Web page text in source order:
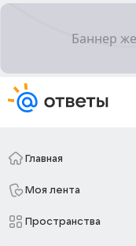
Главная
Моя лента
Пространства